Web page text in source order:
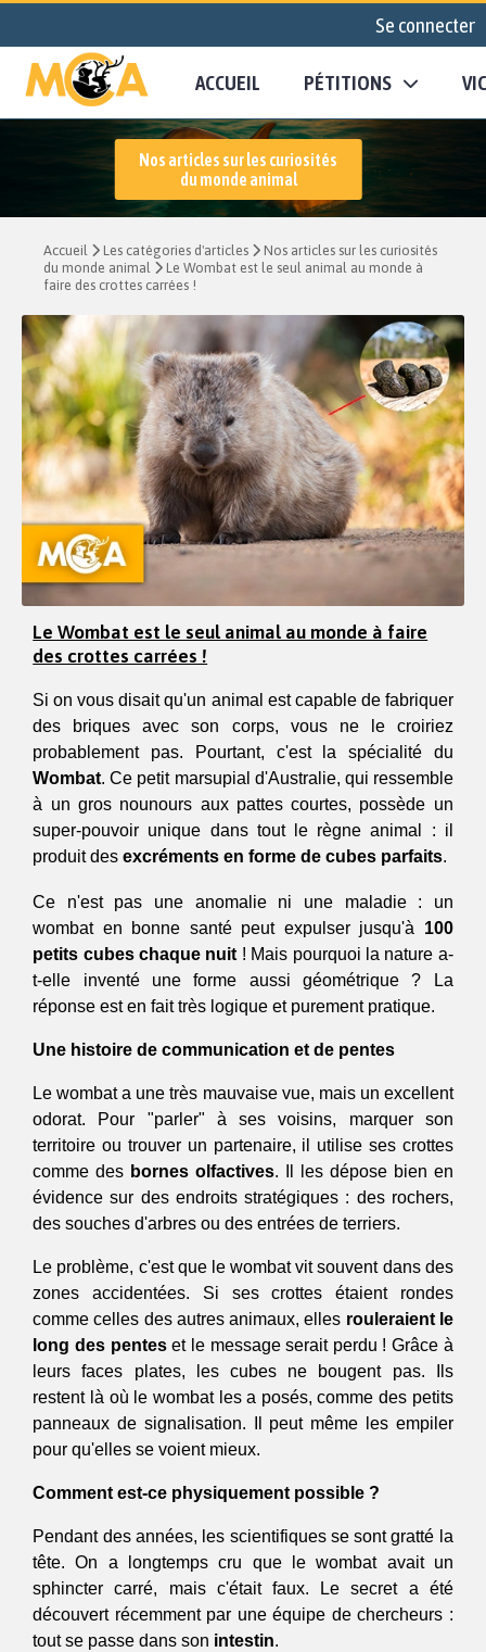
Se connecter
ACCUEIL PÉTITIONS
Nos articles sur les curiosités
du monde animal
Accueil Les catégories d'articles
Nos articles sur les curiosités
du monde animal
Le Wombat est le seul animal au monde à
faire des crottes carrées !
Le Wombat est le seul animal au monde à faire
des crottes carrées !
Si on vous disait qu'un animal est capable de fabriquer
des briques avec son corps, vous ne le croiriez
Wombat. Ce petit marsupial d'Australie, qui ressemble
à un gros nounours aux pattes courtes, possède un
super-pouvoir unique dans tout le règne animal : il
produit des excréments en forme de cubes parfaits.
Ce n'est pas une anomalie ni une maladie : un
wombat en bonne santé peut expulser jusqu'à 100
petits cubes chaque nuit ! Mais pourquoi la nature a-
t-elle inventé une forme aussi géométrique ? La
réponse est en fait très logique et purement pratique.
Une histoire de communication et de pentes
Le wombat a une très mauvaise vue, mais un excellent
odorat. Pour "parler" à ses voisins, marquer son
territoire ou trouver un partenaire, il utilise ses crottes
comme des bornes olfactives. Il les dépose bien en
évidence sur des endroits stratégiques : des rochers,
des souches d'arbres ou des entrées de terriers.
Le problème, c'est que le wombat vit souvent dans des
zones accidentées. Si ses crottes étaient rondes
comme celles des autres animaux, elles rouleraient le
long des pentes et le message serait perdu ! Grâce à
leurs faces plates, les cubes ne bougent pas. Ils
restent là où le wombat les a posés, comme des petits
panneaux de signalisation. Il peut même les empiler
pour qu'elles se voient mieux.
Comment est-ce physiquement possible ?
Pendant des années, les scientifiques se sont gratté la
tête. On a longtemps cru que le wombat avait un
sphincter carré, mais c'était faux. Le secret a été
découvert récemment par une équipe de chercheurs :
tout se passe dans son intestin.